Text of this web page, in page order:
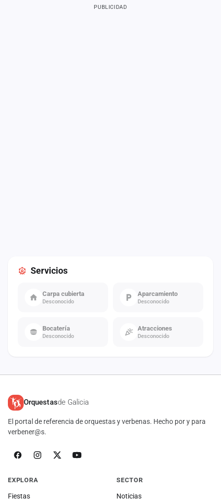
Servicios
Carpa cubierta
Desconocido
Aparcamiento
Desconocido
Bocatería
Desconocido
Atracciones
Desconocido
PUBLICIDAD
Orquestasde Galicia
El portal de referencia de orquestas y verbenas. Hecho por y para
verbener@s.
EXPLORA
Fiestas
SECTOR
Noticias